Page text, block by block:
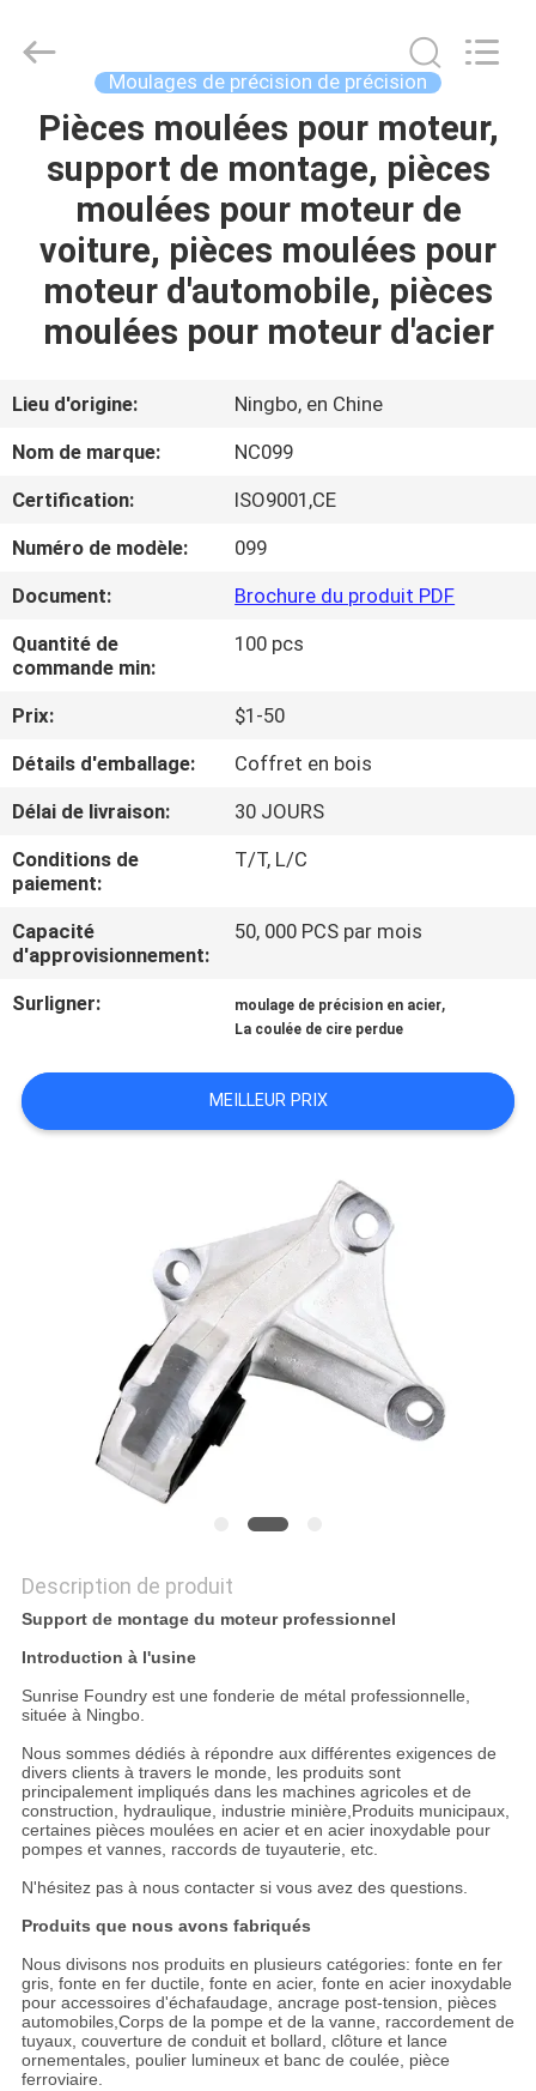
MAISON
PRODUITS
À
DE
NOUS
VISITE
DE
L'USINE
CONTRÔLE
LA
QUALITÉ
NOUS
NOUVELLES
POLITIQUE
CONFIDENTIALITÉ
Sunrise
Foundry
Reserved.
Moulages de précision de précision
Pièces moulées pour moteur,
support de montage, pièces
moulées pour moteur de
voiture, pièces moulées pour
moteur d'automobile, pièces
moulées pour moteur d'acier
Lieu d'origine:
Ningbo, en Chine
Nom de marque:
NC099
Certification:
ISO9001,CE
Numéro de modèle:
099
Document:
Brochure du produit PDF
Quantité de
commande min:
100 pcs
Prix:
$1-50
Détails d'emballage:
Coffret en bois
Délai de livraison:
30 JOURS
Conditions de
paiement:
T/T, L/C
Capacité
d'approvisionnement:
50, 000 PCS par mois
Surligner: moulage de précision en acier,
La coulée de cire perdue
MEILLEUR PRIX
Description de produit
Support de montage du moteur professionnel
Introduction à l'usine
Sunrise Foundry est une fonderie de métal professionnelle,
située à Ningbo.
Nous sommes dédiés à répondre aux différentes exigences de
divers clients à travers le monde, les produits sont
principalement impliqués dans les machines agricoles et de
construction, hydraulique, industrie minière,Produits municipaux,
certaines pièces moulées en acier et en acier inoxydable pour
pompes et vannes, raccords de tuyauterie, etc.
N'hésitez pas à nous contacter si vous avez des questions.
Produits que nous avons fabriqués
Nous divisons nos produits en plusieurs catégories: fonte en fer
gris, fonte en fer ductile, fonte en acier, fonte en acier inoxydable
pour accessoires d'échafaudage, ancrage post-tension, pièces
automobiles,Corps de la pompe et de la vanne, raccordement de
tuyaux, couverture de conduit et bollard, clôture et lance
ornementales, poulier lumineux et banc de coulée, pièce
ferroviaire.